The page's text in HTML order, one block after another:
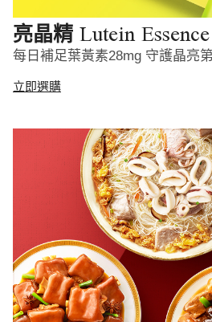
亮晶精 Lutein Essence
每日補足葉黃素28mg 守護晶亮
立即選購